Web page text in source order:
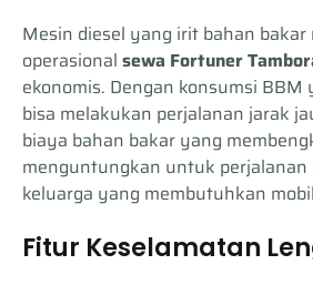
Mesin diesel yang irit bahan
operasional sewa Fortuner
ekonomis. Dengan konsumsi BBM
bisa melakukan perjalanan jarak
biaya bahan bakar yang
menguntungkan untuk
keluarga yang membutuhkan
Fitur Keselamatan